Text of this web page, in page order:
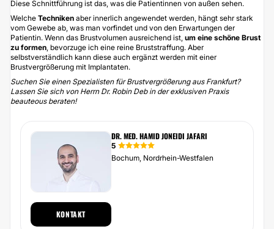
Diese Schnittführung ist das, was die Patientinnen von außen sehen.
Welche Techniken aber innerlich angewendet werden, hängt sehr stark
vom Gewebe ab, was man vorfindet und von den Erwartungen der
Patientin. Wenn das Brustvolumen ausreichend ist, um eine schöne Brust
zu formen, bevorzuge ich eine reine Bruststraffung. Aber
selbstverständlich kann diese auch ergänzt werden mit einer
Brustvergrößerung mit Implantaten.
Suchen Sie einen Spezialisten für Brustvergrößerung aus Frankfurt?
Lassen Sie sich von Herrn Dr. Robin Deb in der exklusiven Praxis
beauteousberaten!
DR. MED. HAMID JONEIDI JAFARI
5
Bochum, Nordrhein-Westfalen
KONTAKT